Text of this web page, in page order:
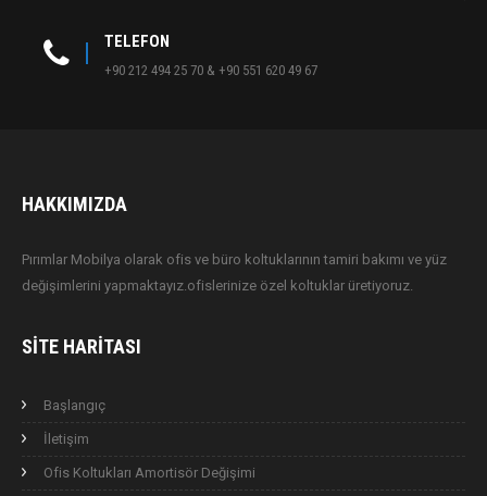
TELEFON
+90 212 494 25 70 & +90 551 620 49 67
HAKKIMIZDA
Pırımlar Mobilya olarak ofis ve büro koltuklarının tamiri bakımı ve yüz
değişimlerini yapmaktayız.ofislerinize özel koltuklar üretiyoruz.
SITE HARITASI
Başlangıç
İletişim
Ofis Koltukları Amortisör Değişimi